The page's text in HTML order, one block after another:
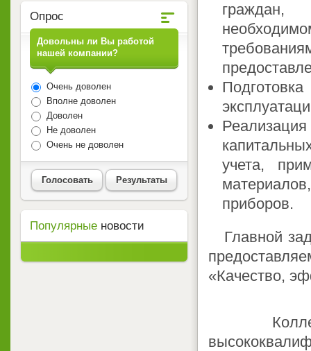
граждан,
учета,
приборов.
Главной
«Качество,
Опрос
Довольны ли Вы работой
нашей компании?
Очень доволен
Вполне доволен
Доволен
Не доволен
Очень не доволен
Голосовать Результаты
Популярные новости